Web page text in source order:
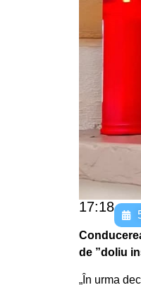
17:18
de ”doliu
„În urma